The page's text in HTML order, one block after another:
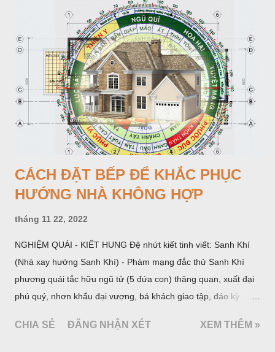
HƯỚNG NHÀ KHÔNG HỢP
tháng 11 22, 2022
NGHIỆM QUÁI - KIẾT HUNG Đệ nhứt kiết tinh viết: Sanh Khí
(Nhà xay hướng Sanh Khí) - Phàm mạng đắc thử Sanh Khí
phương quái tắc hữu ngũ tử (5 đứa con) thăng quan, xuất đại
phú quý, nhơn khẩu đại vượng, bá khách giao tập, đáo kỳ
ngoạt tất đắc đại tài (là đến năm và tháng Hợi, Mẹo, Mùi đặng
đại phát tài). Đệ nhị kiết tỉnh viết: Thiên Y (Nhà xay hướng
Thiên Y) - Nhược phu thê hợp đắc thử cập lai lộ phòng trang,
tạo hướng Thiên Y Phương. Sanh hữu tam tử, phú hữu thiên
kim, gia vô tật bệnh, nhơn khẩu, điền súc đại vượng. Đáo kỳ
niên đắc tài. Đến các năm tháng Thìn, Tuất, Sửu, Mùi có tài.
ĐĂNG NHẬN XÉT XEM THÊM »